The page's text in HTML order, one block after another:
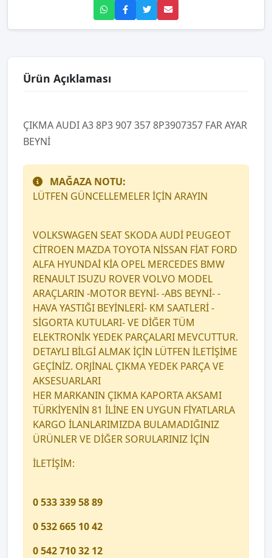
Ürün Açıklaması
ÇIKMA AUDI A3 8P3 907 357 8P3907357 FAR AYAR
BEYNİ
MAĞAZA NOTU:
LÜTFEN GÜNCELLEMELER İÇİN ARAYIN
VOLKSWAGEN SEAT SKODA AUDİ PEUGEOT
CİTROEN MAZDA TOYOTA NİSSAN FİAT FORD
ALFA HYUNDAİ KİA OPEL MERCEDES BMW
RENAULT ISUZU ROVER VOLVO MODEL
ARAÇLARIN -MOTOR BEYNİ- -ABS BEYNİ- -
HAVA YASTIĞI BEYİNLERİ- KM SAATLERİ -
SİGORTA KUTULARI- VE DİĞER TÜM
ELEKTRONİK YEDEK PARÇALARI MEVCUTTUR.
DETAYLI BİLGİ ALMAK İÇİN LÜTFEN İLETİŞİME
GEÇİNİZ. ORJİNAL ÇIKMA YEDEK PARÇA VE
AKSESUARLARI
HER MARKANIN ÇIKMA KAPORTA AKSAMI
TÜRKİYENİN 81 İLİNE EN UYGUN FİYATLARLA
KARGO İLANLARIMIZDA BULAMADIĞINIZ
ÜRÜNLER VE DİĞER SORULARINIZ İÇİN
İLETİŞİM:
0 533 339 58 89
0 532 665 10 42
0 542 710 32 12